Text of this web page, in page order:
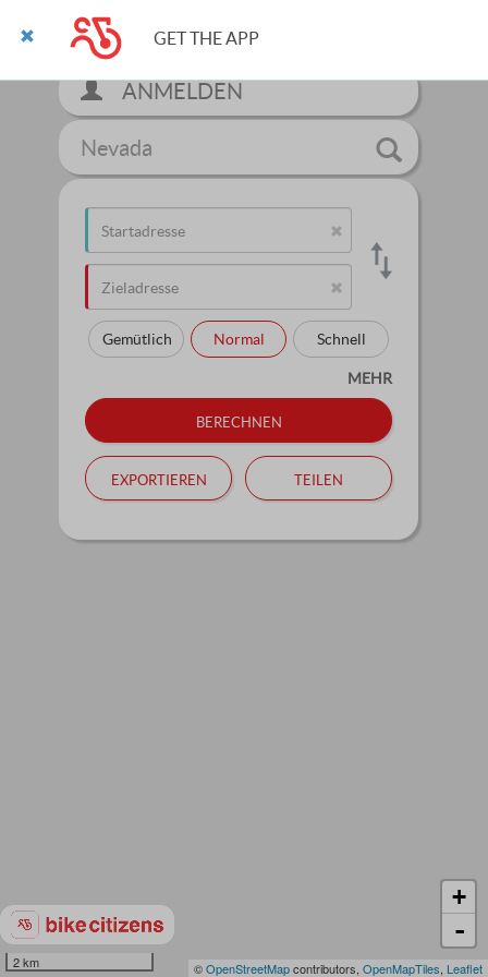
2 km
+
-
©OpenStreetMapcontributors, OpenMapTiles Leaflet
ANMELDEN
Nevada
Gemütlich Normal Schnell
MEHR
berechnen
exportieren teilen
GET THE APP